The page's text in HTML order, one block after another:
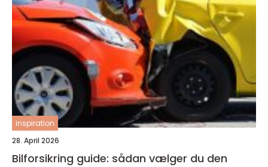
inspiration
28. April 2026
Bilforsikring guide: sådan vælger du den